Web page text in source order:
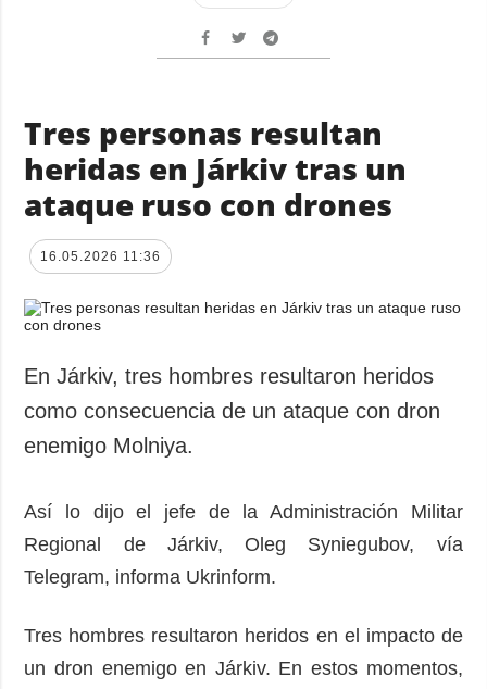
Tres personas resultan
heridas en Járkiv tras un
ataque ruso con drones
16.05.2026 11:36
En Járkiv, tres hombres resultaron heridos
como consecuencia de un ataque con dron
enemigo Molniya.
Así lo dijo el jefe de la Administración Militar
Regional de Járkiv, Oleg Syniegubov, vía
Telegram, informa Ukrinform.
Tres hombres resultaron heridos en el impacto de
un dron enemigo en Járkiv. En estos momentos,